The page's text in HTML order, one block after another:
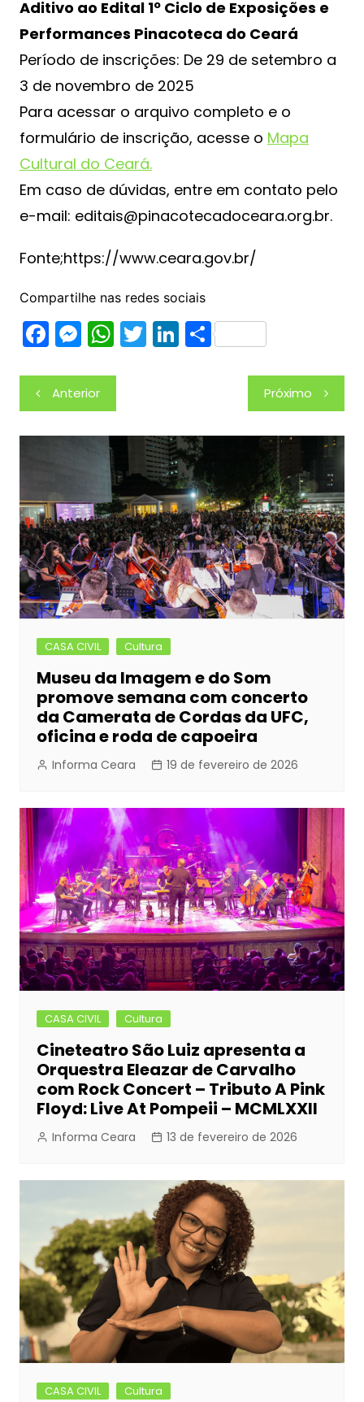
Aditivo ao Edital 1º Ciclo de Exposições e
Performances Pinacoteca do Ceará
Período de inscrições: De 29 de setembro a
3 de novembro de 2025
Para acessar o arquivo completo e o
formulário de inscrição, acesse o Mapa
Cultural do Ceará.
Em caso de dúvidas, entre em contato pelo
e-mail: editais@pinacotecadoceara.org.br.
Fonte;https://www.ceara.gov.br/
Compartilhe nas redes sociais
F
c
e
b
o
k
M
s
s
e
n
er
W
at
s
A
p
p
T Li
dI
n
S
Navegação
de
Post
Anterior Próximo
CASA CIVIL Cultura
Museu da Imagem e do Som
promove semana com concerto
da Camerata de Cordas da UFC,
oficina e roda de capoeira
Informa Ceara 19 de fevereiro de 2026
CASA CIVIL Cultura
Cineteatro São Luiz apresenta a
Orquestra Eleazar de Carvalho
com Rock Concert – Tributo A Pink
Floyd: Live At Pompeii – MCMLXXII
Informa Ceara 13 de fevereiro de 2026
CASA CIVIL Cultura